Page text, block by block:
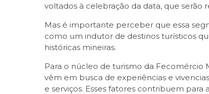
voltados à celebração da data, que serão
Mas é importante perceber que essa
como um indutor de destinos turísticos
históricas mineiras.
Para o núcleo de turismo da Fecomércio
vêm em busca de experiências e
e serviços. Esses fatores contribuem